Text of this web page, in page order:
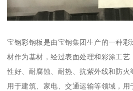
宝钢彩钢板是由宝钢集团生产的一种
材作为基材，经过表面处理和彩涂工
性好、耐腐蚀、耐热、抗紫外线和防
用于建筑、家电、交通运输等领域，